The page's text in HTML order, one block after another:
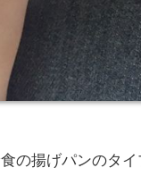
の揚げパンのタ